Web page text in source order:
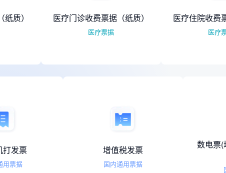
医疗门诊收费票据（纸质） 医疗住院收费票据（电
通用机打发票
国内通用票据
增值税发票
国内通用票据